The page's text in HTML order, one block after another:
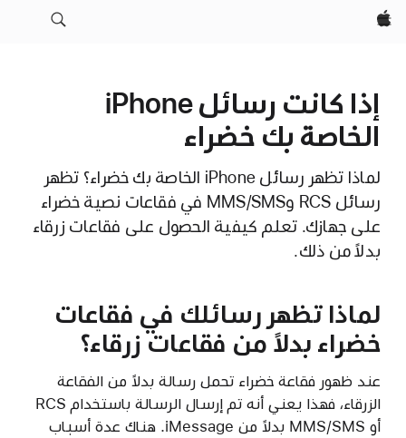
Apple‏
إذا كانت رسائل iPhone
الخاصة بك خضراء
لماذا تظهر رسائل iPhone الخاصة بك خضراء؟ تظهر
رسائل RCS وMMS/SMS في فقاعات نصية خضراء
على جهازك. تعلم كيفية الحصول على فقاعات زرقاء
بدلاً من ذلك.
لماذا تظهر رسائلك في فقاعات
خضراء بدلاً من فقاعات زرقاء؟
عند ظهور فقاعة خضراء تحمل رسالة بدلاً من الفقاعة
الزرقاء، فهذا يعني أنه تم إرسال الرسالة باستخدام RCS
أو MMS/SMS بدلاً من iMessage. هناك عدة أسباب